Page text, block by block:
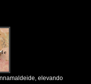
elevando